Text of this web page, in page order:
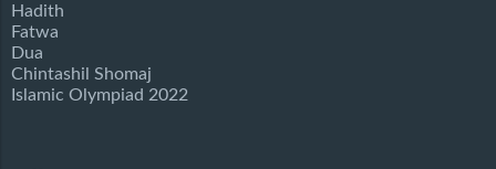
Hadith
Fatwa
Dua
Chintashil Shomaj
Islamic Olympiad 2022